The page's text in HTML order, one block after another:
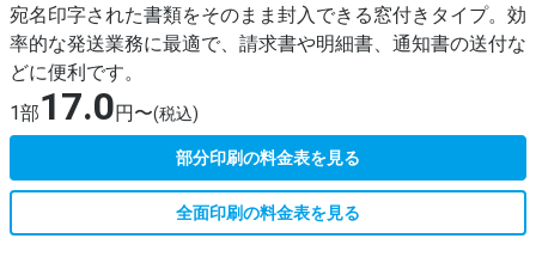
宛名印字された書類をそのまま封入できる窓付きタイプ。効
率的な発送業務に最適で、請求書や明細書、通知書の送付な
どに便利です。
1部17.0円〜(税込)
部分印刷の料金表を見る
全面印刷の料金表を見る